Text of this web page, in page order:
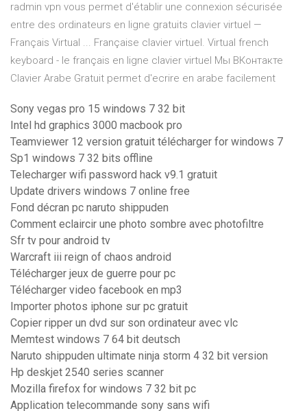
radmin vpn vous permet d'établir une connexion sécurisée
entre des ordinateurs en ligne gratuits clavier virtuel —
Français Virtual ... Française clavier virtuel. Virtual french
keyboard - le français en ligne clavier virtuel Мы ВКонтакте
Clavier Arabe Gratuit permet d'ecrire en arabe facilement
Sony vegas pro 15 windows 7 32 bit
Intel hd graphics 3000 macbook pro
Teamviewer 12 version gratuit télécharger for windows 7
Sp1 windows 7 32 bits offline
Telecharger wifi password hack v9.1 gratuit
Update drivers windows 7 online free
Fond décran pc naruto shippuden
Comment eclaircir une photo sombre avec photofiltre
Sfr tv pour android tv
Warcraft iii reign of chaos android
Télécharger jeux de guerre pour pc
Télécharger video facebook en mp3
Importer photos iphone sur pc gratuit
Copier ripper un dvd sur son ordinateur avec vlc
Memtest windows 7 64 bit deutsch
Naruto shippuden ultimate ninja storm 4 32 bit version
Hp deskjet 2540 series scanner
Mozilla firefox for windows 7 32 bit pc
Application telecommande sony sans wifi